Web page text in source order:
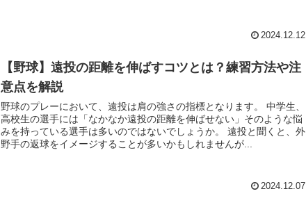
2024.12.12
【野球】遠投の距離を伸ばすコツとは？練習方法や注
意点を解説
野球のプレーにおいて、遠投は肩の強さの指標となります。 中学生、
高校生の選手には「なかなか遠投の距離を伸ばせない」そのような悩
みを持っている選手は多いのではないでしょうか。 遠投と聞くと、外
野手の返球をイメージすることが多いかもしれませんが...
2024.12.07